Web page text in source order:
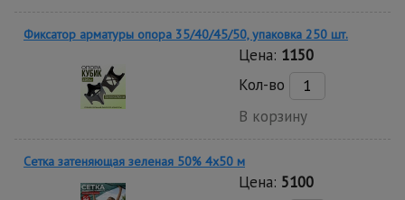
Фиксатор арматуры опора 35/40/45/50, упаковка 250 шт.
Цена: 1150
Кол-во
В корзину
Сетка затеняющая зеленая 50% 4х50 м
Цена: 5100